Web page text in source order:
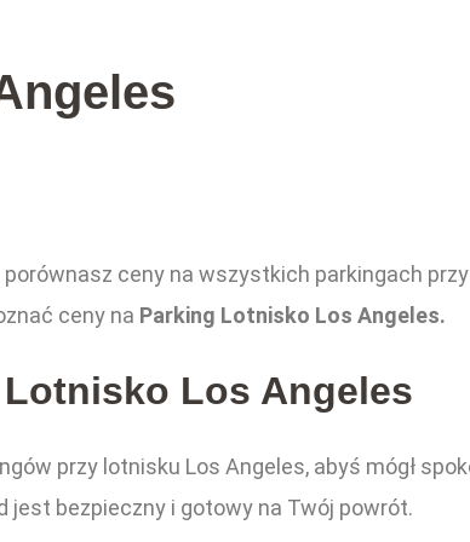
ceny na wszystkich parkingach
ceny na Parking Lotnisko Los Angeles.
Los Angeles
przy lotnisku Los Angeles, abyś mógł
jest bezpieczny i gotowy na Twój powrót.